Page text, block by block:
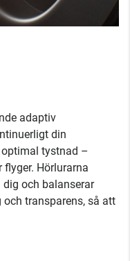
adaptiv
din
tystnad –
flyger. Hörlurarna
och balanserar
transparens, så att